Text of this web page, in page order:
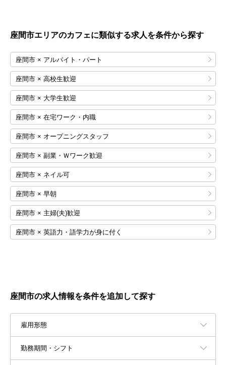
座間市エリアのカフェに類似する求人を条件から探す
座間市 × アルバイト・パート
座間市 × 高校生歓迎
座間市 × 大学生歓迎
座間市 × 在宅ワーク・内職
座間市 × オープニングスタッフ
座間市 × 副業・Ｗワーク歓迎
座間市 × ネイル可
座間市 × 早朝
座間市 × 主婦(夫)歓迎
座間市 × 英語力・語学力が身に付く
座間市の求人情報を条件を追加して探す
雇用形態
勤務期間・シフト